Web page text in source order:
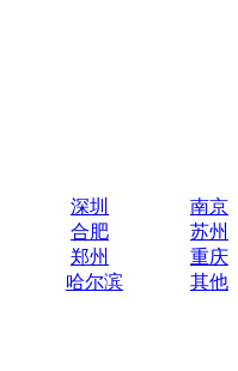
深圳
南京
合肥
苏州
郑州
重庆
哈尔滨
其他